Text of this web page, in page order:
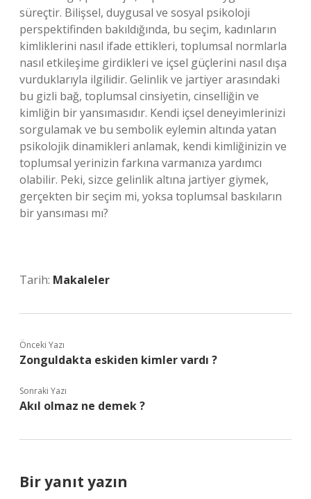
süreçtir. Bilişsel, duygusal ve sosyal psikoloji
perspektifinden bakıldığında, bu seçim, kadınların
kimliklerini nasıl ifade ettikleri, toplumsal normlarla
nasıl etkileşime girdikleri ve içsel güçlerini nasıl dışa
vurduklarıyla ilgilidir. Gelinlik ve jartiyer arasındaki
bu gizli bağ, toplumsal cinsiyetin, cinselliğin ve
kimliğin bir yansımasıdır. Kendi içsel deneyimlerinizi
sorgulamak ve bu sembolik eylemin altında yatan
psikolojik dinamikleri anlamak, kendi kimliğinizin ve
toplumsal yerinizin farkına varmanıza yardımcı
olabilir. Peki, sizce gelinlik altına jartiyer giymek,
gerçekten bir seçim mi, yoksa toplumsal baskıların
bir yansıması mı?
Tarih: Makaleler
Önceki Yazı
Zonguldakta eskiden kimler vardı ?
Sonraki Yazı
Akıl olmaz ne demek ?
Bir yanıt yazın